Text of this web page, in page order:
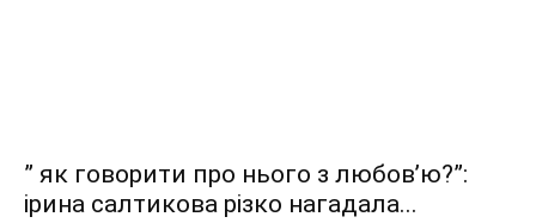
” як говорити про нього з любов’ю?”:
ірина салтикова різко нагадала...